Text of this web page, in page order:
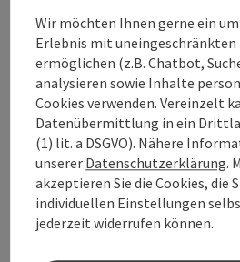
Linz
Öffnungszeiten
MO Montag geöffnet
DIDienstag geöffnet
MIMittwoch geöffnet
DODonnerstag
FRFreitag
SASamstag
SOFE
Seite zurück 1 2
Wir möchten Ihnen gerne ein
Erlebnis mit
ermöglichen (z.B. Chatbot,
analysieren sowie Inhalte
Cookies verwenden. Vereinzelt
Datenübermittlung in ein
(1) lit. a DSGVO). Nähere
unserer Datenschutzerklärung.
akzeptieren Sie die Cookies, die
individuellen Einstellungen
jederzeit widerrufen können.